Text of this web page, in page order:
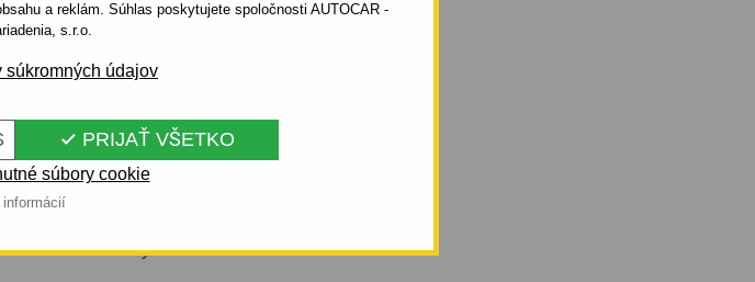
a reklám. Súhlas poskytujete spoločnosti AUTOCAR -
s.r.o.
súkromných údajov
 PRIJAŤ VŠETKO
súbory cookie
Kód: Cargo D 30.4
Celková hmotnosť:3000 kg
Užitočná hmotnosť: 2405 kg
Ložná plocha [mm]: 4170 x 1820 x 350
Pneumatiky: R14"C
Konštrukčná rýchlosť:100 km/h